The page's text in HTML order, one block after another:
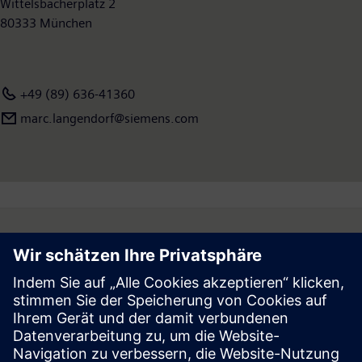
Wittelsbacherplatz 2
80333 München
+49 (89) 636-41360
marc.langendorf@siemens.com
Follow